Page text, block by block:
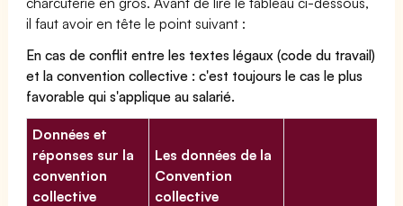
il faut avoir en tête le point suivant :
En cas de conflit entre les textes légaux (code du travail)
et la convention collective : c'est toujours le cas le plus
favorable qui s'applique au salarié.
Données et
réponses sur la
convention
collective
Les données de la
Convention
collective